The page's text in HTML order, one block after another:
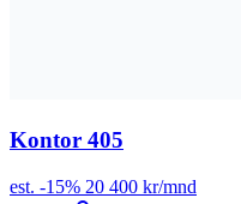
Kontor 405
est. -15% 20 400 kr/mnd